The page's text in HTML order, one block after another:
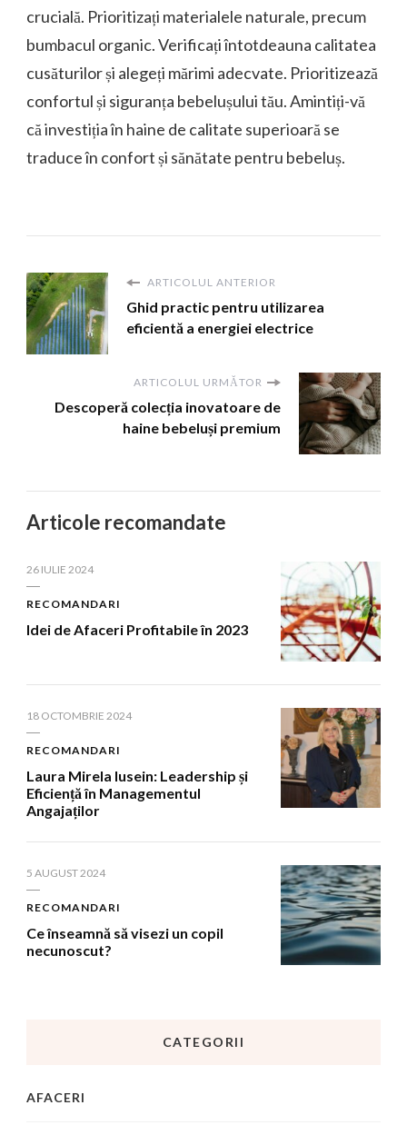
crucială. Prioritizați materialele naturale, precum
bumbacul organic. Verificați întotdeauna calitatea
cusăturilor și alegeți mărimi adecvate. Prioritizează
confortul și siguranța bebelușului tău. Amintiți-vă
că investiția în haine de calitate superioară se
traduce în confort și sănătate pentru bebeluș.
ARTICOLUL ANTERIOR
Ghid practic pentru utilizarea
eficientă a energiei electrice
ARTICOLUL URMĂTOR
Descoperă colecția inovatoare de
haine bebeluși premium
Articole recomandate
26 IULIE 2024
RECOMANDARI
Idei de Afaceri Profitabile în 2023
18 OCTOMBRIE 2024
RECOMANDARI
Laura Mirela Iusein: Leadership și
Eficiență în Managementul
Angajaților
5 AUGUST 2024
RECOMANDARI
Ce înseamnă să visezi un copil
necunoscut?
CATEGORII
AFACERI